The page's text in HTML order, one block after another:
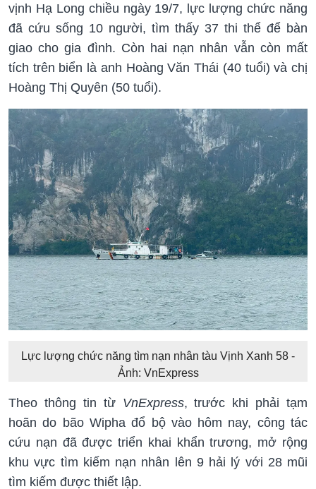
vịnh Hạ Long chiều ngày 19/7, lực lượng chức năng
đã cứu sống 10 người, tìm thấy 37 thi thể để bàn
giao cho gia đình. Còn hai nạn nhân vẫn còn mất
tích trên biển là anh Hoàng Văn Thái (40 tuổi) và chị
Hoàng Thị Quyên (50 tuổi).
Lực lượng chức năng tìm nạn nhân tàu Vịnh Xanh 58 -
Ảnh: VnExpress
Theo thông tin từVnExpress, trước khi phải tạm
hoãn do bão Wipha đổ bộ vào hôm nay, công tác
cứu nạn đã được triển khai khẩn trương, mở rộng
khu vực tìm kiếm nạn nhân lên 9 hải lý với 28 mũi
tìm kiếm được thiết lập.